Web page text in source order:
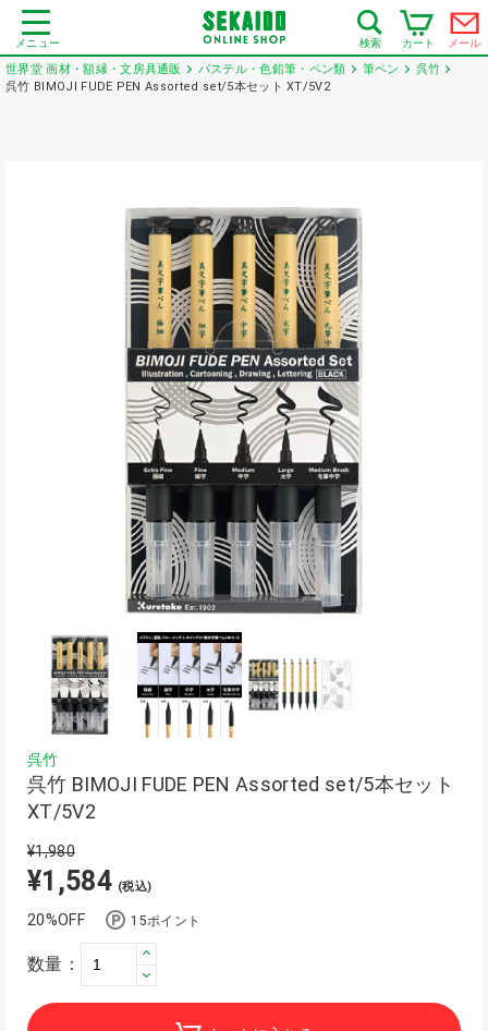
メニュー 検索 カート メール
世界堂 画材・額縁・文房具通販 パステル・色鉛筆・ペン類 筆ペン
呉竹
呉竹 BIMOJI FUDE PEN Assorted set/5本セット XT/5V2
呉竹
呉竹 BIMOJI FUDE PEN Assorted set/5本セット
XT/5V2
¥1,980
¥1,584 (税込)
20%OFF 15ポイント
数量：